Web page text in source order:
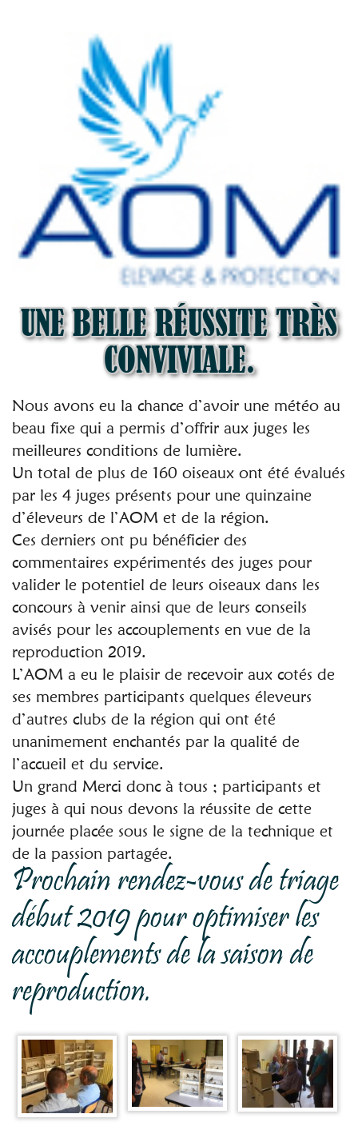
UNE BELLE RÉUSSITE TRÈS
CONVIVIALE.
Nous avons eu la chance d’avoir une météo au
beau fixe qui a permis d’offrir aux juges les
meilleures conditions de lumière.
Un total de plus de 160 oiseaux ont été évalués
par les 4 juges présents pour une quinzaine
d’éleveurs de l’AOM et de la région.
Ces derniers ont pu bénéficier des
commentaires expérimentés des juges pour
valider le potentiel de leurs oiseaux dans les
concours à venir ainsi que de leurs conseils
avisés pour les accouplements en vue de la
reproduction 2019.
L’AOM a eu le plaisir de recevoir aux cotés de
ses membres participants quelques éleveurs
d’autres clubs de la région qui ont été
unanimement enchantés par la qualité de
l’accueil et du service.
Un grand Merci donc à tous ; participants et
juges à qui nous devons la réussite de cette
journée placée sous le signe de la technique et
de la passion partagée.
Prochain rendez-vous de triage
début 2019 pour optimiser les
accouplements de la saison de
reproduction.